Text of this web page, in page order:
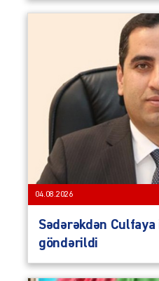
04.08.2026
Sədərəkdən Culfaya
göndərildi